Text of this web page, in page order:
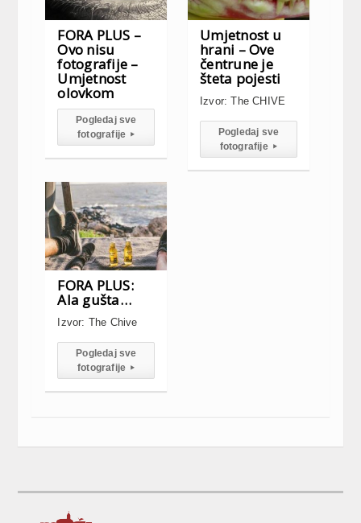
FORA PLUS –
Ovo nisu
fotografije –
Umjetnost
olovkom
Pogledaj sve
fotografije▸
Umjetnost u
hrani – Ove
čentrune je
šteta pojesti
Izvor: The CHIVE
Pogledaj sve
fotografije▸
FORA PLUS:
Ala gušta…
Izvor: The Chive
Pogledaj sve
fotografije▸